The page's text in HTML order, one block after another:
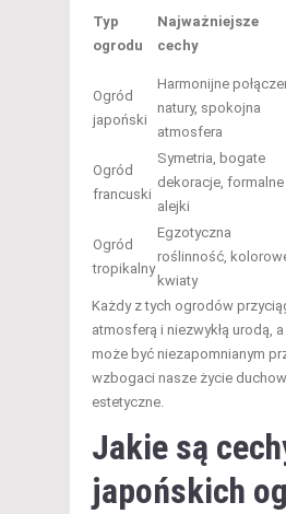
Typ
ogrodu
Najważniejsze
cechy
Ogród
japoński
Harmonijne
natury, spokojna
atmosfera
Ogród
francuski
Symetria, bogate
dekoracje, formalne
alejki
Ogród
tropikalny
Egzotyczna
roślinność,
kwiaty
Każdy z tych ogrodów
atmosferą i niezwykłą urodą,
może być niezapomnianym
wzbogaci nasze życie
estetyczne.
Jakie są
japońskich